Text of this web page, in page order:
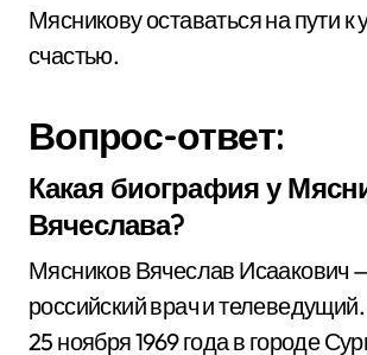
Мясникову оставаться на пути к
счастью.
Вопрос-ответ:
Какая биография у
Вячеслава?
Мясников Вячеслав Исаакович
российский врач и
25 ноября 1969 года в городе